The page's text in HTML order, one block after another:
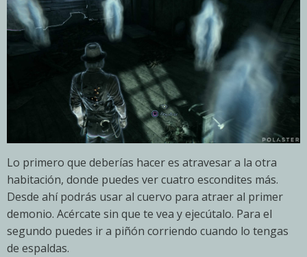
Lo primero que deberías hacer es atravesar a la otra
habitación, donde puedes ver cuatro escondites más.
Desde ahí podrás usar al cuervo para atraer al primer
demonio. Acércate sin que te vea y ejecútalo. Para el
segundo puedes ir a piñón corriendo cuando lo tengas
de espaldas.